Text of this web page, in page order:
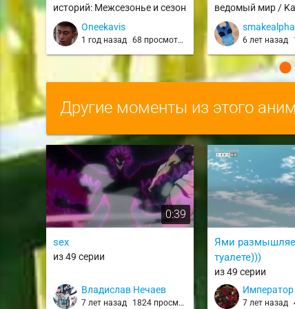
историй: Межсезонье и сезон
монстров / Monogatari Series:
Off & Monster Season
Oneekavis
1 год назад 68 просмотров
ведомый мир /
Shiru Sekai / twgok
smakealpha
6 лет назад
Другие моменты из этого
0:39
sex
из 49 серии
Владислав Нечаев
7 лет назад 1824 просмотра
Ями
туалете)))
из 49 серии
Император
7 лет назад